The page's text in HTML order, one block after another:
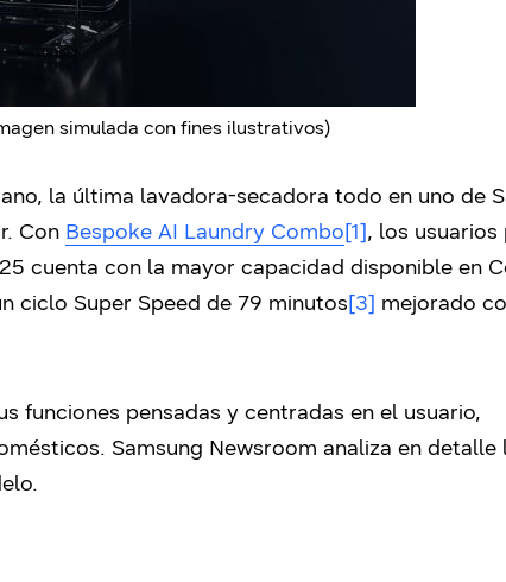
simulada con fines ilustrativos)
la última lavadora-secadora todo en uno de
Con Bespoke AI Laundry Combo[1], los usuarios
cuenta con la mayor capacidad disponible en
ciclo Super Speed de 79 minutos[3] mejorado
funciones pensadas y centradas en el usuario,
Samsung Newsroom analiza en detalle